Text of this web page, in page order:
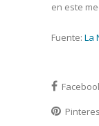
en este
Fuente: La